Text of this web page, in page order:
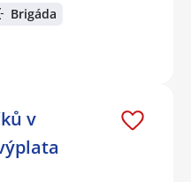
Brigáda
v